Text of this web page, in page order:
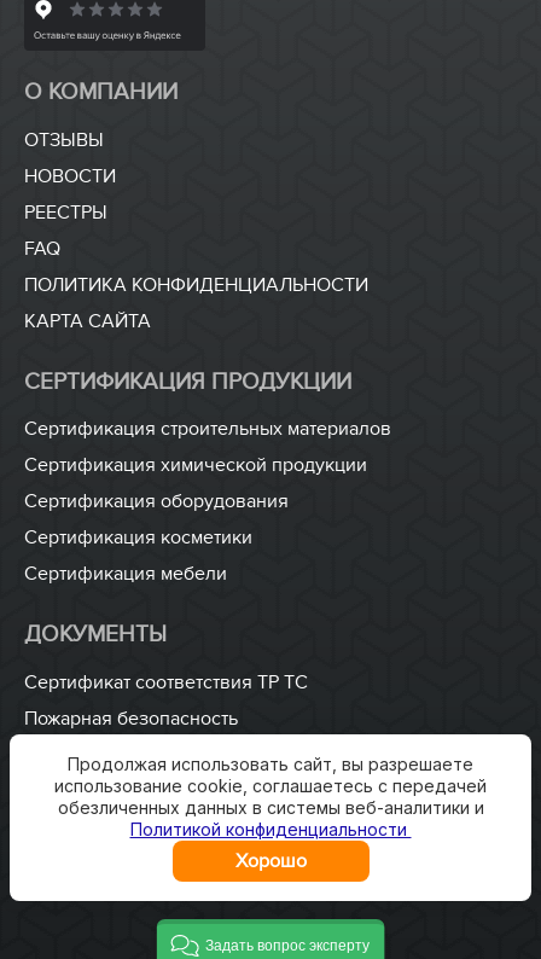
О КОМПАНИИ
ОТЗЫВЫ
НОВОСТИ
РЕЕСТРЫ
FAQ
ПОЛИТИКА КОНФИДЕНЦИАЛЬНОСТИ
КАРТА САЙТА
СЕРТИФИКАЦИЯ ПРОДУКЦИИ
Сертификация строительных материалов
Сертификация химической продукции
Сертификация оборудования
Сертификация косметики
Сертификация мебели
ДОКУМЕНТЫ
Сертификат соответствия ТР ТС
Пожарная безопасность
ISO 9001
Разработка технических условий
Разработка паспорта безопасности
Продолжая использовать сайт, вы разрешаете
использование cookie, соглашаетесь с передачей
обезличенных данных в системы веб-аналитики и
Политикой конфиденциальности
Хорошо
Задать вопрос эксперту